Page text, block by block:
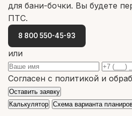
для бани-бочки. Вы будете
ПТС.
8 800 550-45-93
или
Согласен с политикой и
Оставить заявку
Калькулятор Схема варианта